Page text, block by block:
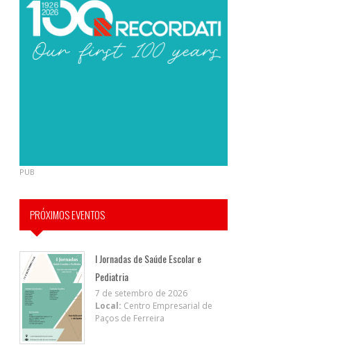
PUB
PRÓXIMOS EVENTOS
I Jornadas de Saúde Escolar e
Pediatria
7 de setembro de 2026
Local: Centro Empresarial de
Paços de Ferreira